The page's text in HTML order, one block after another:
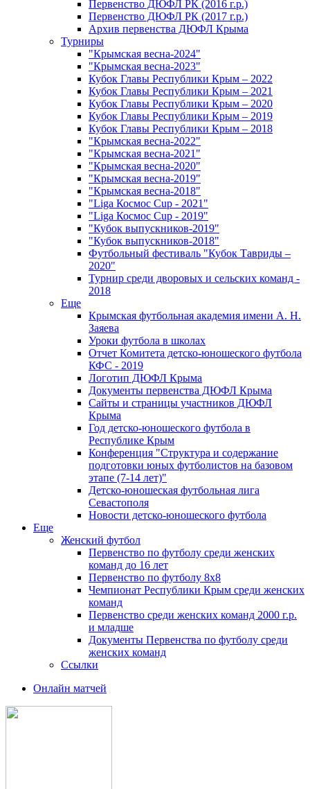
Первенство ДЮФЛ РК (2016 г.р.)
Первенство ДЮФЛ РК (2017 г.р.)
Архив первенства ДЮФЛ Крыма
Турниры
"Крымская весна-2024"
"Крымская весна-2023"
Кубок Главы Республики Крым – 2022
Кубок Главы Республики Крым – 2021
Кубок Главы Республики Крым – 2020
Кубок Главы Республики Крым – 2019
Кубок Главы Республики Крым – 2018
"Крымская весна-2022"
"Крымская весна-2021"
"Крымская весна-2020"
"Крымская весна-2019"
"Крымская весна-2018"
"Liga Космос Cup - 2021"
"Liga Космос Cup - 2019"
"Кубок выпускников-2019"
"Кубок выпускников-2018"
Футбольный фестиваль "Кубок Тавриды –
2020"
Турнир среди дворовых и сельских команд -
2018
Еще
Крымская футбольная академия имени А. Н.
Заяева
Уроки футбола в школах
Отчет Комитета детско-юношеского футбола
КФС - 2019
Логотип ДЮФЛ Крыма
Документы первенства ДЮФЛ Крыма
Сайты и страницы участников ДЮФЛ
Крыма
Год детско-юношеского футбола в
Республике Крым
Конференция "Структура и содержание
подготовки юных футболистов на базовом
этапе (7-14 лет)"
Детско-юношеская футбольная лига
Севастополя
Новости детско-юношеского футбола
Еще
Женский футбол
Первенство по футболу среди женских
команд до 16 лет
Первенство по футболу 8х8
Чемпионат Республики Крым среди женских
команд
Первенство среди женских команд 2000 г.р.
и младше
Документы Первенства по футболу среди
женских команд
Ссылки
Онлайн матчей